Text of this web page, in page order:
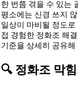
한 번쯤 겪을 수 있는
평소에는 신경 쓰지
일상이 마비될 정도
접 경험한 정화조 해
기준을 상세히 공유
🔍 정화조 막